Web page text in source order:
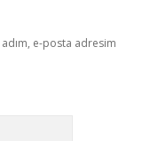
e-posta adresim